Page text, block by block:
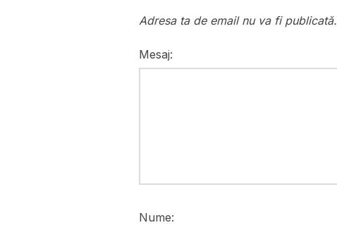
Adresa ta de email nu va fi publicată.
Mesaj:
Nume: